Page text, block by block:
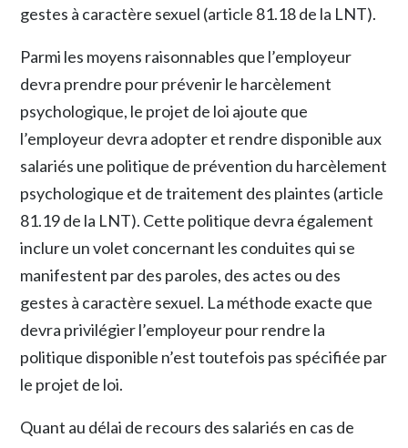
gestes à caractère sexuel (article 81.18 de la LNT).
Parmi les moyens raisonnables que l’employeur
devra prendre pour prévenir le harcèlement
psychologique, le projet de loi ajoute que
l’employeur devra adopter et rendre disponible aux
salariés une politique de prévention du harcèlement
psychologique et de traitement des plaintes (article
81.19 de la LNT). Cette politique devra également
inclure un volet concernant les conduites qui se
manifestent par des paroles, des actes ou des
gestes à caractère sexuel. La méthode exacte que
devra privilégier l’employeur pour rendre la
politique disponible n’est toutefois pas spécifiée par
le projet de loi.
Quant au délai de recours des salariés en cas de